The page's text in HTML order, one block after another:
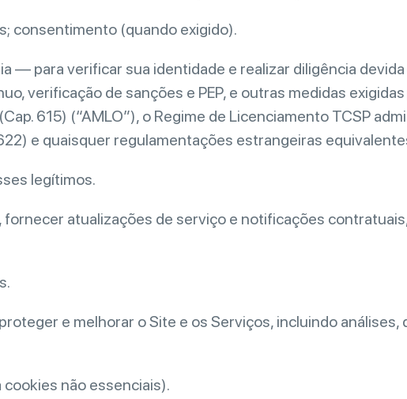
consentimento (quando exigido).
— para verificar sua identidade e realizar diligência
verificação de sanções e PEP, e outras medidas
615) (“AMLO”), o Regime de Licenciamento TCSP
e quaisquer regulamentações estrangeiras
legítimos.
atualizações de serviço e notificações
e melhorar o Site e os Serviços, incluindo análises,
não essenciais).